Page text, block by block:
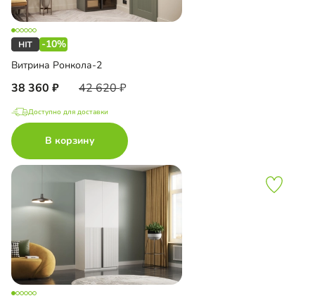
-10%
Витрина Ронкола-2
38 360 42 620
Доступно для доставки
В корзину